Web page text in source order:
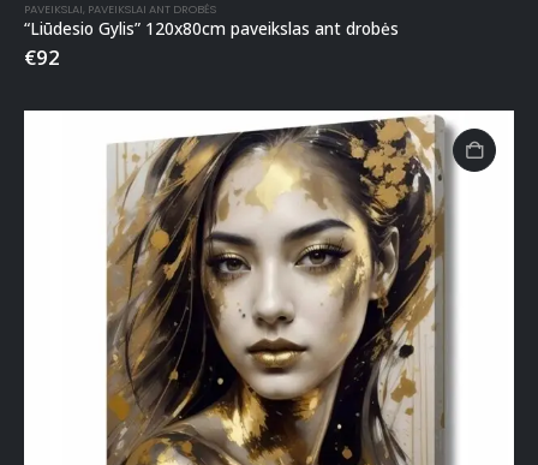
PAVEIKSLAI, PAVEIKSLAI ANT DROBĖS
“Liūdesio Gylis” 120x80cm paveikslas ant drobės
€92